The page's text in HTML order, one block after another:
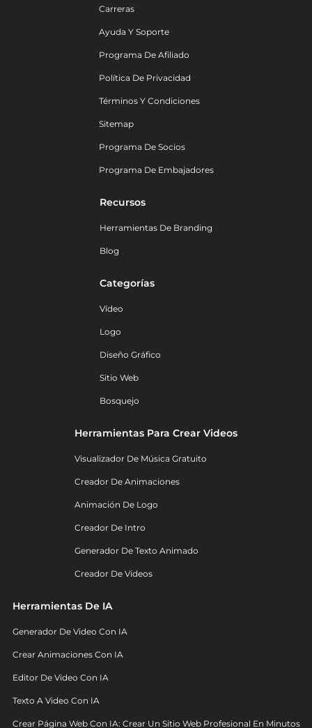
Carreras
Ayuda Y Soporte
Programa De Afiliado
Política De Privacidad
Términos Y Condiciones
Sitemap
Programa De Socios
Programa De Embajadores
Recursos
Herramientas De Branding
Blog
Categorías
Vídeo
Logo
Diseño Gráfico
Sitio Web
Bosquejo
Herramientas Para Crear Videos
Visualizador De Música Gratuito
Creador De Animaciones
Animación De Logo
Creador De Intro
Generador De Texto Animado
Creador De Videos
Herramientas De IA
Generador De Video Con IA
Crear Animaciones Con IA
Editor De Video Con IA
Texto A Video Con IA
Crear Página Web Con IA: Crear Un Sitio Web Profesional En Minutos